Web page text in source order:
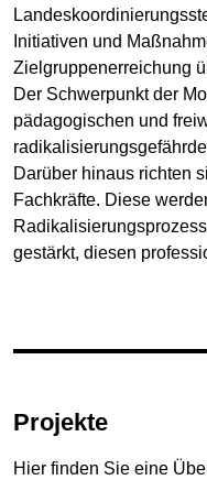
Initiativen und
Zielgruppenerreichung
Der Schwerpunkt der
pädagogischen und
Darüber hinaus richten
Fachkräfte. Diese
gestärkt, diesen
Projekte
Hier finden Sie eine